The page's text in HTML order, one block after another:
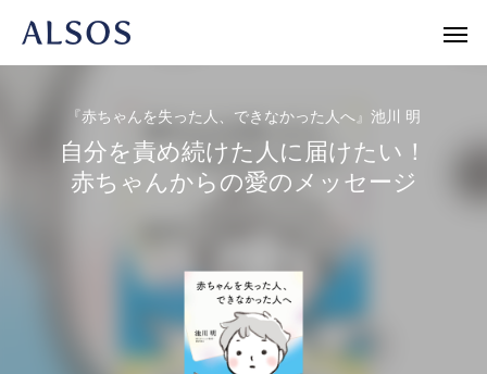
/home/r1740804/public_html/
『赤ちゃんを失った人、できなかった人へ』池川 明
自分を責め続けた人に届けたい！
赤ちゃんからの愛のメッセージ